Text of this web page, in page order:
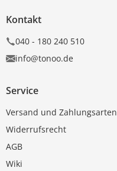
Kontakt
040 - 180 240 510
info@tonoo.de
Service
Versand und Zahlungsarten
Widerrufsrecht
AGB
Wiki